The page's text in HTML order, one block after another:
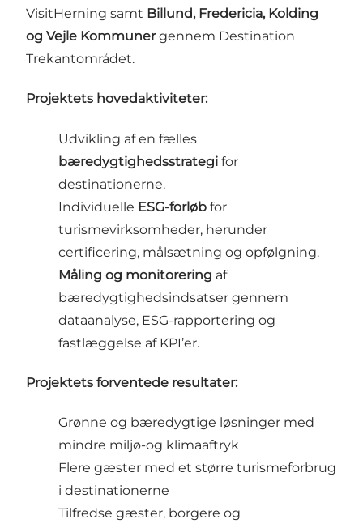
VisitHerning samt Billund, Fredericia, Kolding
og Vejle Kommunergennem Destination
Trekantområdet.
Projektets hovedaktiviteter:
Udvikling af en fælles
bæredygtighedsstrategi for
destinationerne.
Individuelle ESG-forløb for
turismevirksomheder, herunder
certificering, målsætning og opfølgning.
Måling og monitorering af
bæredygtighedsindsatser gennem
dataanalyse, ESG-rapportering og
fastlæggelse af KPI’er.
Projektets forventede resultater:
Grønne og bæredygtige løsninger med
mindre miljø-og klimaaftryk
Flere gæster med et større turismeforbrug
i destinationerne
Tilfredse gæster, borgere og